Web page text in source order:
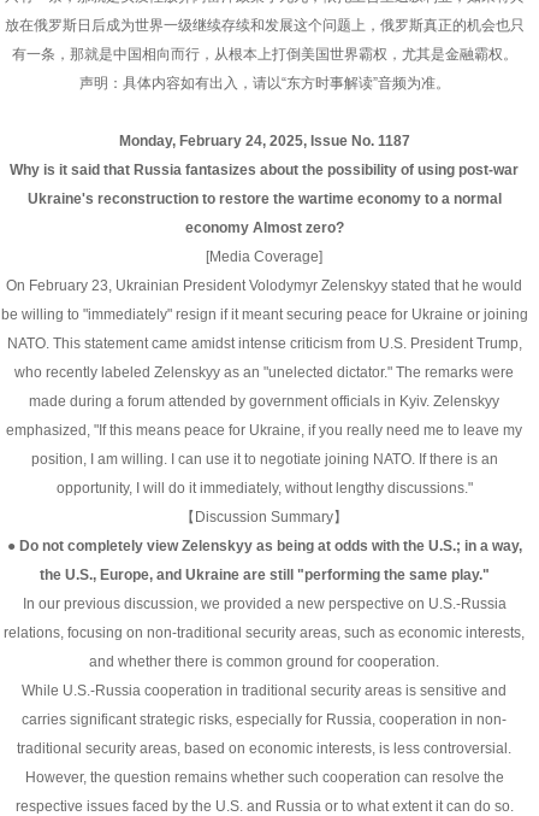
放在俄罗斯日后成为世界一级继续存续和发展这个问题上，俄罗斯真正的机会也只
有一条，那就是中国相向而行，从根本上打倒美国世界霸权，尤其是金融霸权。
声明：具体内容如有出入，请以“东方时事解读”音频为准。
Monday, February 24, 2025, Issue No. 1187
Why is it said that Russia fantasizes about the possibility of using post-war
Ukraine's reconstruction to restore the wartime economy to a normal
economy Almost zero?
[Media Coverage]
On February 23, Ukrainian President Volodymyr Zelenskyy stated that he would
be willing to "immediately" resign if it meant securing peace for Ukraine or joining
NATO. This statement came amidst intense criticism from U.S. President Trump,
who recently labeled Zelenskyy as an "unelected dictator." The remarks were
made during a forum attended by government officials in Kyiv. Zelenskyy
emphasized, "If this means peace for Ukraine, if you really need me to leave my
position, I am willing. I can use it to negotiate joining NATO. If there is an
opportunity, I will do it immediately, without lengthy discussions."
【Discussion Summary】
● Do not completely view Zelenskyy as being at odds with the U.S.; in a way,
the U.S., Europe, and Ukraine are still "performing the same play."
In our previous discussion, we provided a new perspective on U.S.-Russia
relations, focusing on non-traditional security areas, such as economic interests,
and whether there is common ground for cooperation.
While U.S.-Russia cooperation in traditional security areas is sensitive and
carries significant strategic risks, especially for Russia, cooperation in non-
traditional security areas, based on economic interests, is less controversial.
However, the question remains whether such cooperation can resolve the
respective issues faced by the U.S. and Russia or to what extent it can do so.